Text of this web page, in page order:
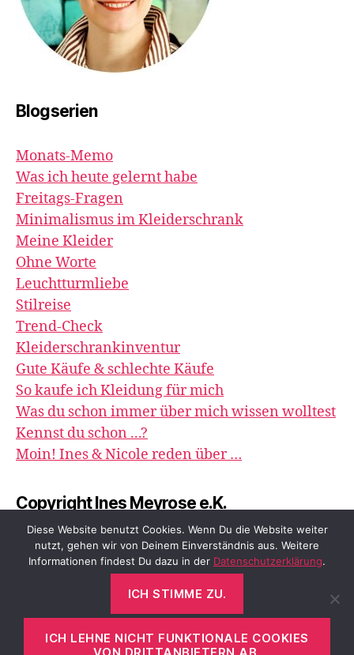
Blogserien
Monats-Memo
Was ich heute gelernt habe
Freitags-Fragen
Minimalismus im Kleiderschrank
Meine Kleider
Ohne Worte
Leuchtturmliebe
Stilreise
Trend-Check
Kleiderschrankinventur
Gute Käufe & schlechte Käufe
So kaufe ich Kleidung für mich
Was du schon immer über mich wissen wolltest
Kennst du schon ...?
Moin! Ines & Nicole reden über …
Copyright Ines Meyrose e.K.
image&impression
↑
Diese Website benutzt Cookies. Wenn Du die Website weiter
nutzt, gehen wir von Deinem Einverständnis aus. Weitere
Informationen findest Du dazu in der Datenschutzerklärung.
ICH STIMME ZU.
ICH LEHNE NICHT FUNKTIONALE COOKIES
VON DRITTANBIETERN AB.